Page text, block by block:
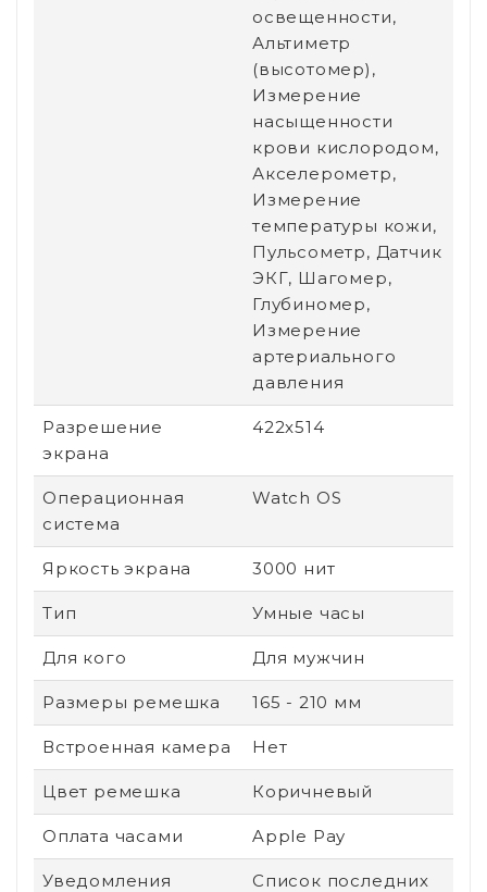
освещенности,
Альтиметр
(высотомер),
Измерение
насыщенности
крови кислородом,
Акселерометр,
Измерение
температуры кожи,
Пульсометр, Датчик
ЭКГ, Шагомер,
Глубиномер,
Измерение
артериального
давления
Разрешение
экрана
422x514
Операционная
система
Watch OS
Яркость экрана 3000 нит
Тип Умные часы
Для кого Для мужчин
Размеры ремешка 165 - 210 мм
Встроенная камера Нет
Цвет ремешка Коричневый
Оплата часами Apple Pay
Уведомления
Список последних